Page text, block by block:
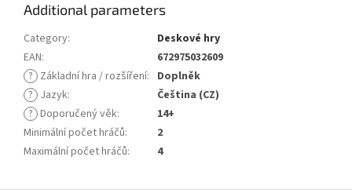
Additional parameters
Category:
Deskové hry
EAN:
672975032609
? Základní hra / rozšíření: Doplněk
? Jazyk:
Čeština (CZ)
? Doporučený věk:
14+
Minimální počet hráčů:
2
Maximální počet hráčů: 4